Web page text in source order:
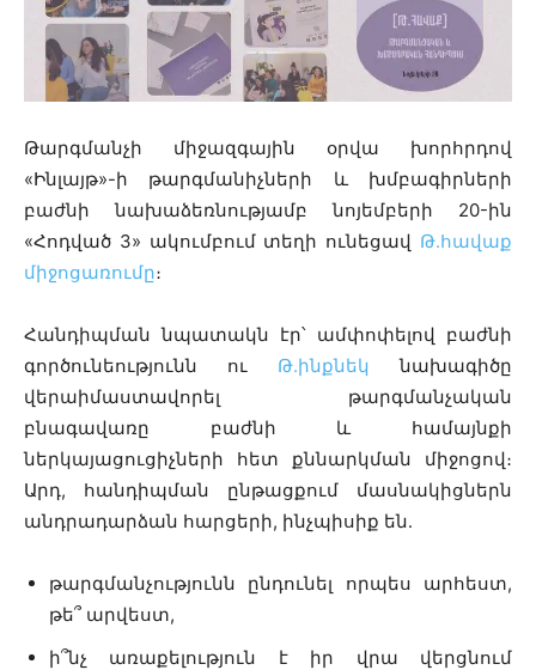
Թարգմանչի միջազգային օրվա խորհրդով
«Ինլայթ»-ի թարգմանիչների և խմբագիրների
բաժնի նախաձեռնությամբ նոյեմբերի 20-ին
«Հոդված 3» ակումբում տեղի ունեցավ Թ.հավաք
միջոցառումը։
Հանդիպման նպատակն էր՝ ամփոփելով բաժնի
գործունեությունն ու Թ.ինքնեկ նախագիծը
վերաիմաստավորել թարգմանչական
բնագավառը բաժնի և համայնքի
ներկայացուցիչների հետ քննարկման միջոցով։
Արդ, հանդիպման ընթացքում մասնակիցներն
անդրադարձան հարցերի, ինչպիսիք են․
թարգմանչությունն ընդունել որպես արհեստ,
թե՞ արվեստ,
ի՞նչ առաքելություն է իր վրա վերցնում